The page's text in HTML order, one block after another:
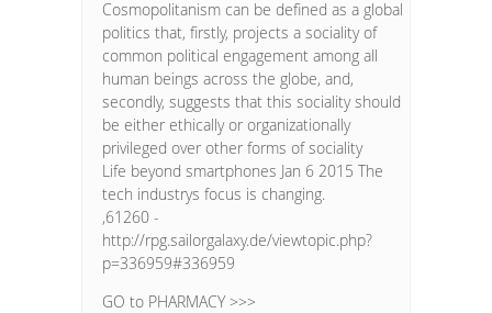
Cosmopolitanism can be defined as a global
politics that, firstly, projects a sociality of
common political engagement among all
human beings across the globe, and,
secondly, suggests that this sociality should
be either ethically or organizationally
privileged over other forms of sociality
Life beyond smartphones Jan 6 2015 The
tech industrys focus is changing.
,61260 -
http://rpg.sailorgalaxy.de/viewtopic.php?
p=336959#336959
GO to PHARMACY >>>